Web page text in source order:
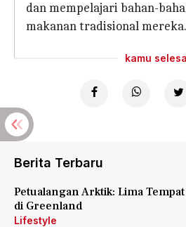
dan mempelajari bahan-
makanan tradisional mereka.
kamu
Berita Terbaru
Petualangan Arktik: Lima
di Greenland
Lifestyle